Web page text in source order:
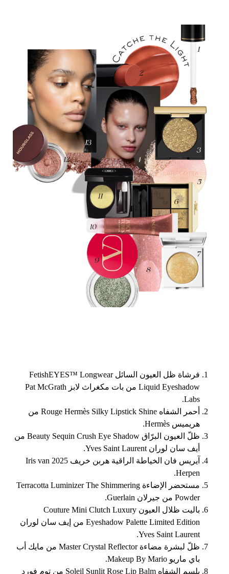
فرشاة ظل العيون السائل FetishEYES™ Longwear
Liquid Eyeshadow من بات مكغراث لابز Pat McGrath
Labs.
أحمر الشفاه Rouge Hermès Silky Lipstick Shine من
هريميس Hermès.
ظلّ العيون البرّاق Beauty Sequin Crush Eye Shadow من
أيف سان لوران Yves Saint Laurent.
آيريس فان الخياطة الراقية هربن خريف 2025 Iris van
Herpen.
مستحضر الإضاءة Terracotta Luminizer The Shimmering
Powder من جيرلان Guerlain.
باليت ظلال العيون Couture Mini Clutch Luxury
Eyeshadow Palette Limited Edition من إيف سان لوران
Yves Saint Laurent.
ظلّ لبشرة مضاءة Master Crystal Reflector من مايك أب
باي ماريو Makeup By Mario.
بلسم الشفاه Soleil Sunlit Rose Lip Balm من توم فورد